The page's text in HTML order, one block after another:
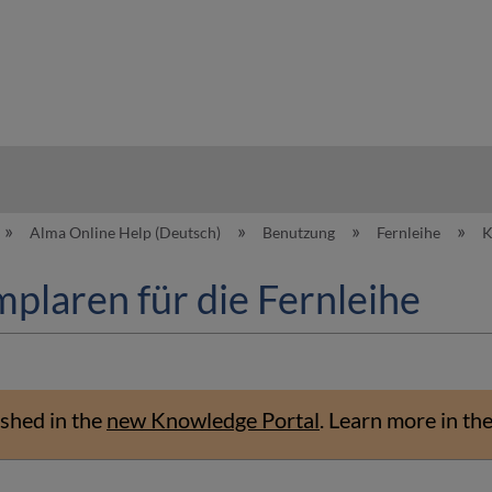
Alma Online Help (Deutsch) Benutzung Fernleihe
für die Fernleihe
in the new Knowledge Portal. Learn more in the